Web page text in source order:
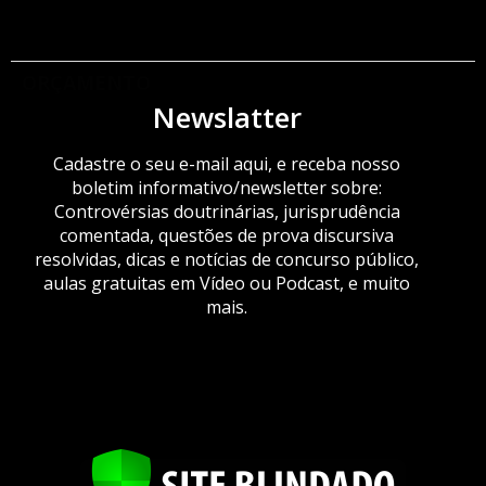
Newslatter
Cadastre o seu e-mail aqui, e receba nosso
boletim informativo/newsletter sobre:
Controvérsias doutrinárias, jurisprudência
comentada, questões de prova discursiva
resolvidas, dicas e notícias de concurso público,
aulas gratuitas em Vídeo ou Podcast, e muito
mais.